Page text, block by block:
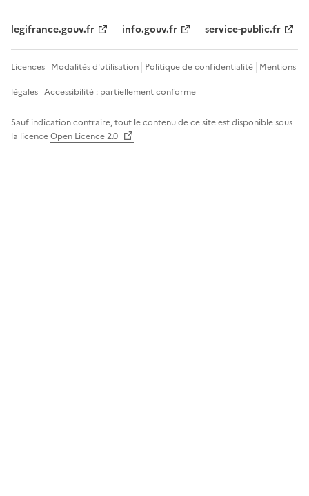
legifrance.gouv.fr info.gouv.fr service-public.fr
Licences Modalités d'utilisation Politique de confidentialité Mentions
légales Accessibilité : partiellement conforme
Sauf indication contraire, tout le contenu de ce site est disponible sous
la licenceOpen Licence 2.0